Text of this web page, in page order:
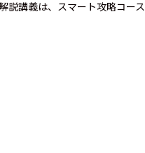
講義は、スマート攻略コー